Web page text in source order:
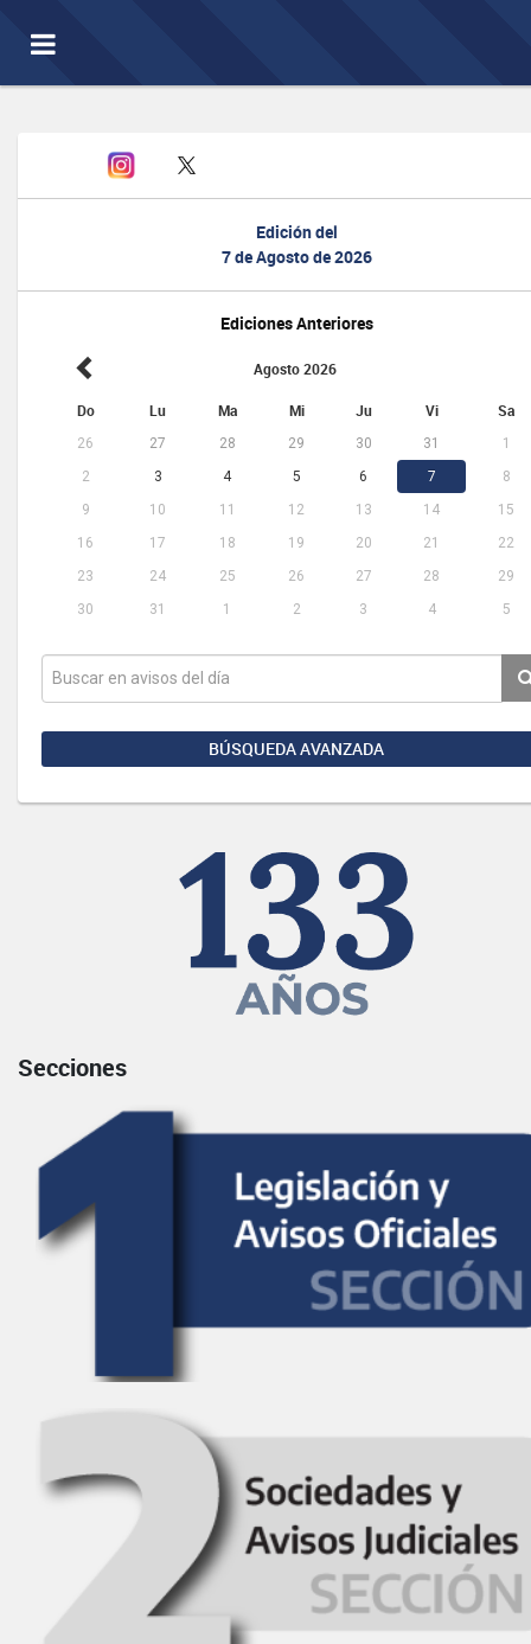
Toggle
navigation
Edición del
7 de Agosto de 2026
Ediciones Anteriores
Agosto 2026
Do Lu Ma Mi Ju Vi Sa
26 27 28 29 30 31
1
2
3 4 5 6 7
8
9
10 11 12 13 14
15
16
17 18 19 20 21
22
23
24 25 26 27 28
29
30
31 1 2 3 4 5
BÚSQUEDA AVANZADA
Secciones